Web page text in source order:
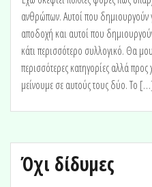
ανθρώπων. Αυτοί που δημιουργούν
αποδοχή και αυτοί που
κάτι περισσότερο συλλογικό. Θα
περισσότερες κατηγορίες αλλά
μείνουμε σε αυτούς τους δύο. Το
Όχι δίδυμες